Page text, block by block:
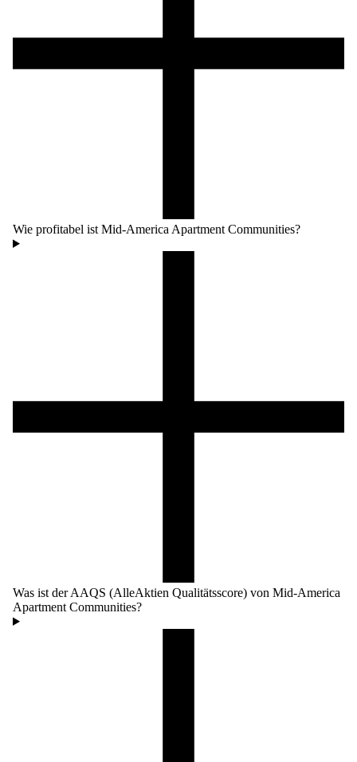
Wie profitabel ist Mid-America Apartment Communities?
Was ist der AAQS (AlleAktien Qualitätsscore) von Mid-America
Apartment Communities?